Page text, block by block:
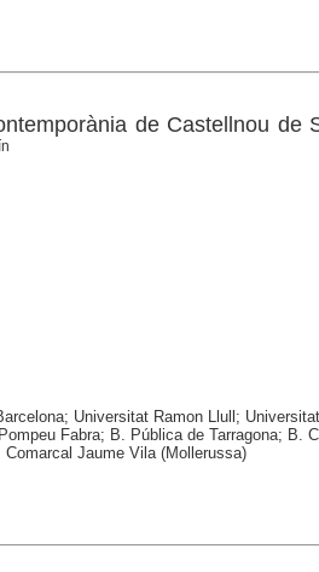
de Castellnou de
Universitat Ramon Llull;
Fabra; B. Pública de Tarragona; B.
Jaume Vila (Mollerussa)